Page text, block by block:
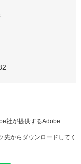
社が提供するAdobe
先からダウンロードしてく